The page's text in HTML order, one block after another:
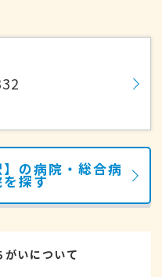
】の病院・総合病
探す
がいについて